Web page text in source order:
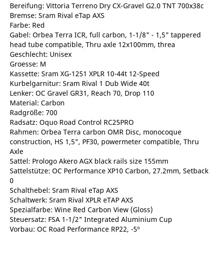
Bereifung: Vittoria Terreno Dry CX-Gravel G2.0 TNT 700x38c
Bremse: Sram Rival eTap AXS
Farbe: Red
Gabel: Orbea Terra ICR, full carbon, 1-1/8" - 1,5" tappered
head tube compatible, Thru axle 12x100mm, threa
Geschlecht: Unisex
Groesse: M
Kassette: Sram XG-1251 XPLR 10-44t 12-Speed
Kurbelgarnitur: Sram Rival 1 Dub Wide 40t
Lenker: OC Gravel GR31, Reach 70, Drop 110
Material: Carbon
Radgröße: 700
Radsatz: Oquo Road Control RC25PRO
Rahmen: Orbea Terra carbon OMR Disc, monocoque
construction, HS 1,5", PF30, powermeter compatible, Thru
Axle
Sattel: Prologo Akero AGX black rails size 155mm
Sattelstütze: OC Performance XP10 Carbon, 27.2mm, Setback
0
Schalthebel: Sram Rival eTap AXS
Schaltwerk: Sram Rival XPLR eTAP AXS
Spezialfarbe: Wine Red Carbon View (Gloss)
Steuersatz: FSA 1-1/2" Integrated Aluminium Cup
Vorbau: OC Road Performance RP22, -5º